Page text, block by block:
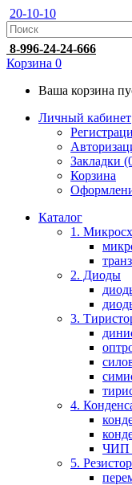
20-10-10
8-996-24-24-666
Корзина 0
Ваша корзина
Личный кабинет
Закладки
Корзина
Каталог
1.
2. Диоды
3.
4.
ЧИП
5.